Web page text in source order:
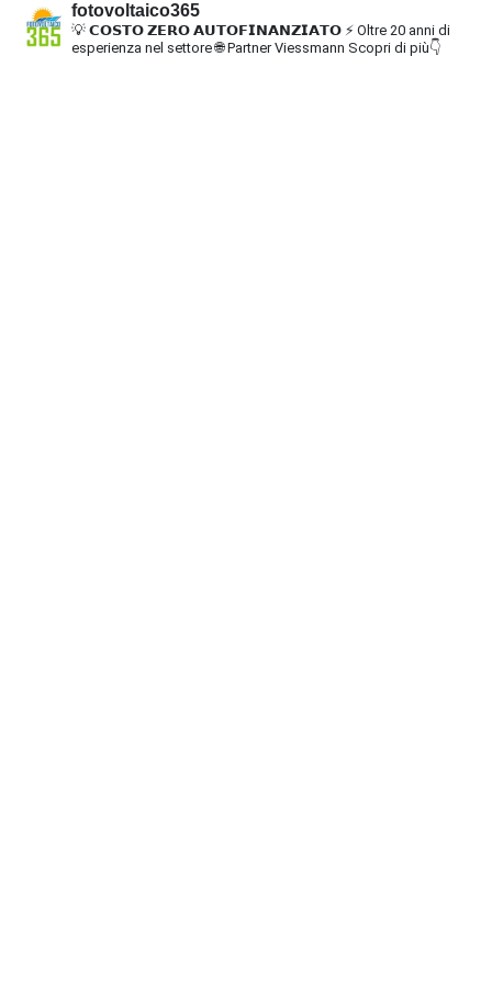
fotovoltaico365
💡 𝗖𝗢𝗦𝗧𝗢 𝗭𝗘𝗥𝗢 𝗔𝗨𝗧𝗢𝗙𝗜𝗡𝗔𝗡𝗭𝗜𝗔𝗧𝗢 ⚡ Oltre 20 anni di
esperienza nel settore🌐 Partner Viessmann Scopri di più👇